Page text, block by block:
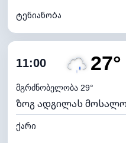
ტენიანობა
ღრუბლიანობა
ნამის წერტილი
ხილვადობა
განათების ინდექსი
11:00 27°
მგრძნობელობა 29°
ზოგ ადგილას
ქარი